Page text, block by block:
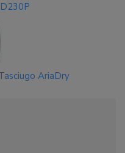
AriaDry